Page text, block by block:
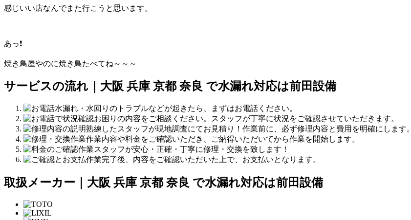
感じいい店なんでまた行こうと思います。
あっ❗
焼き鳥屋やのに焼き鳥たべてね～～～
サービスの流れ｜大阪 兵庫 京都 奈良 で水漏れ対応は前田設備
水漏れ・水回りのトラブルなどが起きたら、まずはお電話ください。
お困りの内容をご相談ください。スタッフが丁寧に状況をご確認させていただきます。
熟練したスタッフが現地調査にてお見積り！作業前に、必ず修理内容と費用を明確にします。
作業内容や料金をご確認いただき、ご納得いただいてから作業を開始します。
作業スタッフが安心・正確・丁寧に修理・交換を致します！
作業完了後、内容をご確認いただいた上で、お支払いとなります。
取扱メーカー｜大阪 兵庫 京都 奈良 で水漏れ対応は前田設備